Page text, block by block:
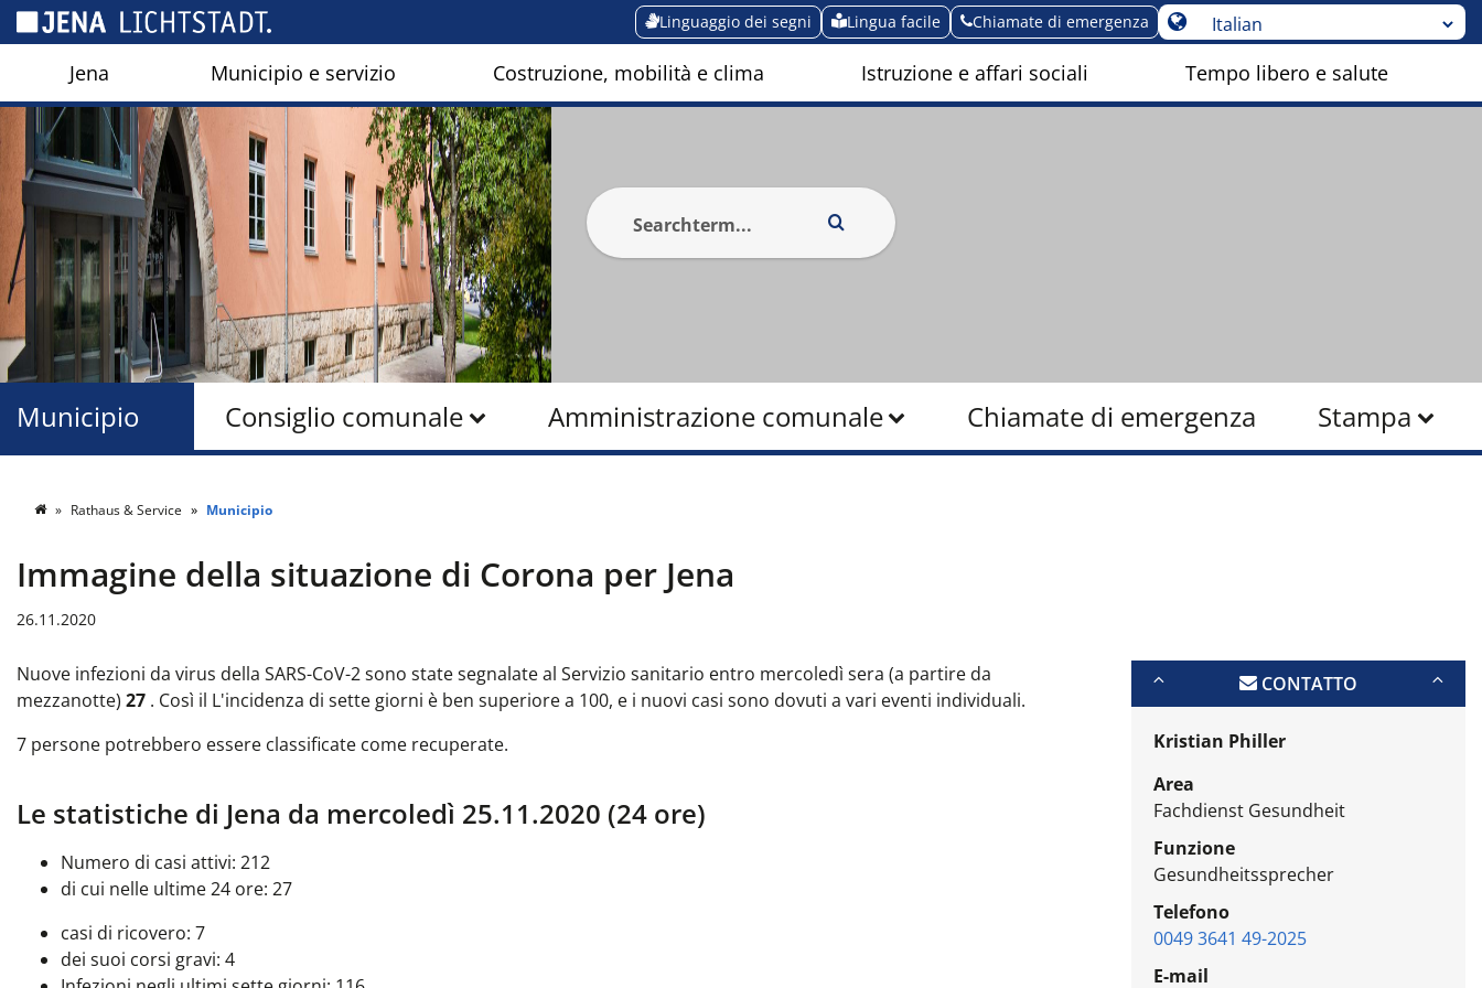
Linguaggio dei segni Lingua facile Chiamate di emergenza
Jena Municipio e servizio Costruzione, mobilità e clima Istruzione e affari sociali Tempo libero e salute
Consiglio comunale Amministrazione comunale Chiamate di emergenza Stampa
Municipio
Rathaus & Service Municipio
Immagine della situazione di Corona per Jena
26.11.2020
Nuove infezioni da virus della SARS-CoV-2 sono state segnalate al Servizio sanitario entro mercoledì sera (a partire da
mezzanotte) 27 . Così il L'incidenza di sette giorni è ben superiore a 100, e i nuovi casi sono dovuti a vari eventi individuali.
7 persone potrebbero essere classificate come recuperate.
Le statistiche di Jena da mercoledì 25.11.2020 (24 ore)
Numero di casi attivi: 212
di cui nelle ultime 24 ore: 27
casi di ricovero: 7
dei suoi corsi gravi: 4
CONTATTO
Kristian Philler
Area
Fachdienst Gesundheit
Funzione
Gesundheitssprecher
Telefono
0049 3641 49-2025
E-mail
Pannello di gestione dei cookies